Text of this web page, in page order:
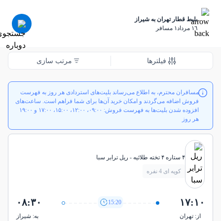
بلیط قطار تهران به شیراز
١٦ مرداد
١ مسافر
فیلترها مرتب سازی
مسافران محترم، به اطلاع می‌رساند بلیت‌های استردادی هر روز به فهرست
فروش اضافه می‌گردند و امکان خرید آن‌ها برای شما فراهم است. ساعت‌های
افزوده شدن بلیت‌ها به فهرست فروش: ۰۹:۰۰، ۱۲:۰۰، ۱۵:۰۰، ۱۷:۰۰ و ۱۹:۰۰
هر روز
کوپه ای 4 نفره
۱۷:۱۰
از: تهران
15:20 ۰۸:۳۰
به: شيراز